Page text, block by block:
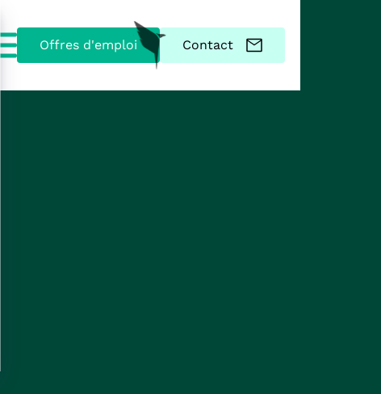
Offres d'emploi Contact